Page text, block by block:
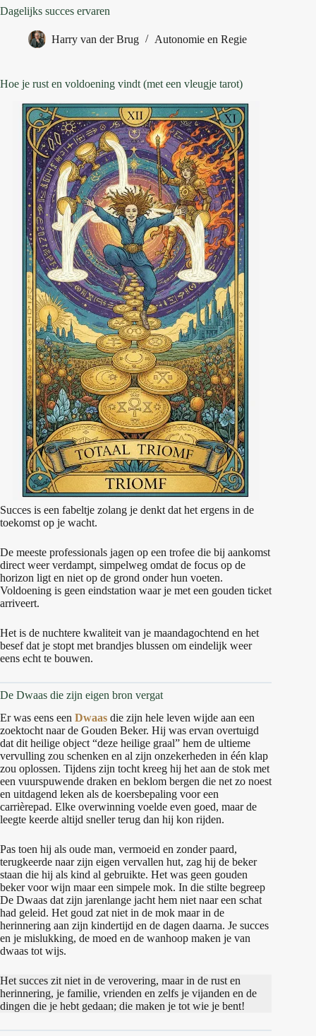
Dagelijks succes ervaren
Harry van der Brug Autonomie en Regie
Hoe je rust en voldoening vindt (met een vleugje tarot)
Succes is een fabeltje zolang je denkt dat het ergens in de
toekomst op je wacht.
De meeste professionals jagen op een trofee die bij aankomst
direct weer verdampt, simpelweg omdat de focus op de
horizon ligt en niet op de grond onder hun voeten.
Voldoening is geen eindstation waar je met een gouden ticket
arriveert.
Het is de nuchtere kwaliteit van je maandagochtend en het
besef dat je stopt met brandjes blussen om eindelijk weer
eens echt te bouwen.
De Dwaas die zijn eigen bron vergat
Er was eens een Dwaas die zijn hele leven wijde aan een
zoektocht naar de Gouden Beker. Hij was ervan overtuigd
dat dit heilige object “deze heilige graal” hem de ultieme
vervulling zou schenken en al zijn onzekerheden in één klap
zou oplossen. Tijdens zijn tocht kreeg hij het aan de stok met
een vuurspuwende draken en beklom bergen die net zo noest
en uitdagend leken als de koersbepaling voor een
carrièrepad. Elke overwinning voelde even goed, maar de
leegte keerde altijd sneller terug dan hij kon rijden.
Pas toen hij als oude man, vermoeid en zonder paard,
terugkeerde naar zijn eigen vervallen hut, zag hij de beker
staan die hij als kind al gebruikte. Het was geen gouden
beker voor wijn maar een simpele mok. In die stilte begreep
De Dwaas dat zijn jarenlange jacht hem niet naar een schat
had geleid. Het goud zat niet in de mok maar in de
herinnering aan zijn kindertijd en de dagen daarna. Je succes
en je mislukking, de moed en de wanhoop maken je van
dwaas tot wijs.
Het succes zit niet in de verovering, maar in de rust en
herinnering, je familie, vrienden en zelfs je vijanden en de
dingen die je hebt gedaan; die maken je tot wie je bent!